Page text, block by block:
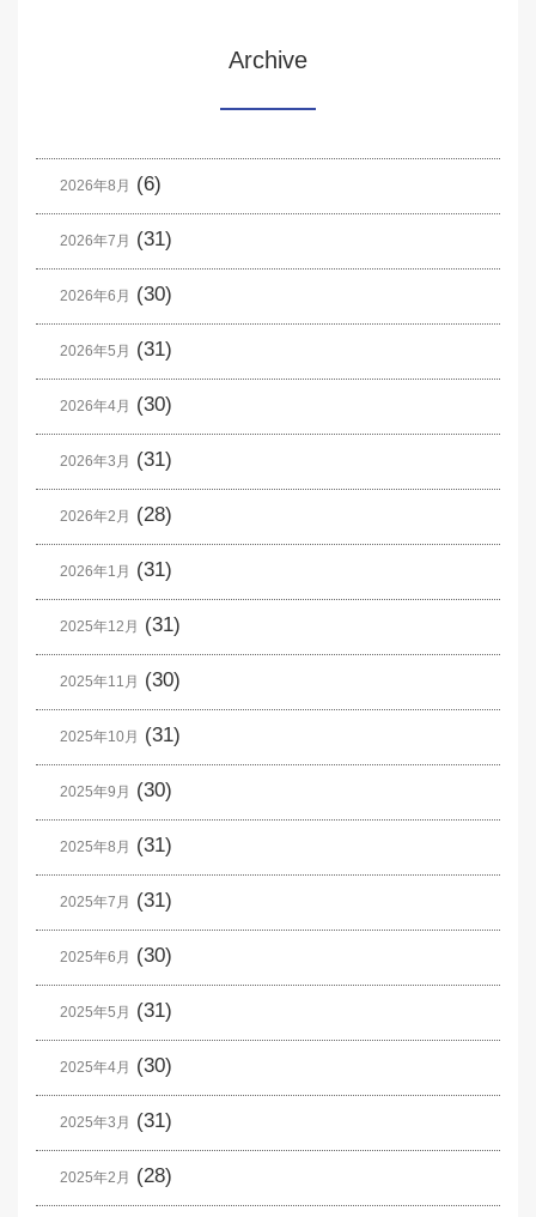
Archive
2026年8月 (6)
2026年7月 (31)
2026年6月 (30)
2026年5月 (31)
2026年4月 (30)
2026年3月 (31)
2026年2月 (28)
2026年1月 (31)
2025年12月 (31)
2025年11月 (30)
2025年10月 (31)
2025年9月 (30)
2025年8月 (31)
2025年7月 (31)
2025年6月 (30)
2025年5月 (31)
2025年4月 (30)
2025年3月 (31)
2025年2月 (28)